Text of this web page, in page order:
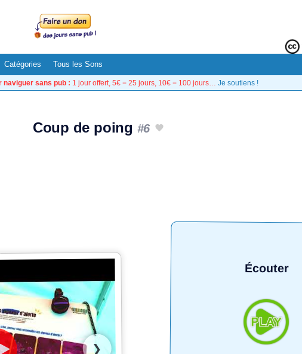
Catégories Tous les Sons
naviguer sans pub : 1 jour offert, 5€ = 25 jours, 10€ = 100 jours… Je soutiens !
Coup de poing #6
Écouter
❯